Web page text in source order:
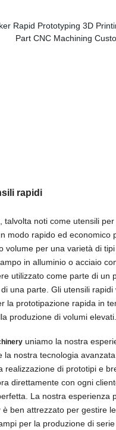
rapidi
talvolta noti come utensili
modo rapido ed economico
volume per una varietà di
in alluminio o acciaio
utilizzato come parte di un
una parte. Gli utensili
la prototipazione rapida in
produzione di volumi elevati.
uniamo la nostra
la nostra tecnologia
realizzazione di prototipi e
direttamente con ogni
La nostra esperienza
è ben attrezzato per gestire
per la produzione di